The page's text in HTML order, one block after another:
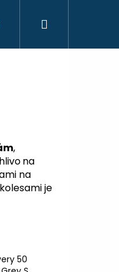
Prihlásenie
,
na
na
kolesami je
50